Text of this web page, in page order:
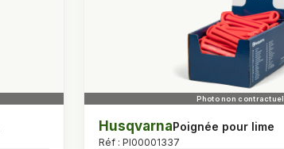
HusqvarnaPoignée pour lime
Réf : PI00001337